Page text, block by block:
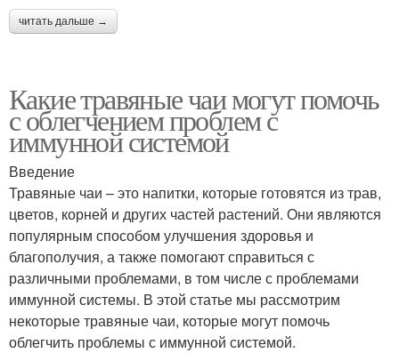
читать дальше →
Какие травяные чаи могут помочь
с облегчением проблем с
иммунной системой
Введение
Травяные чаи – это напитки, которые готовятся из трав,
цветов, корней и других частей растений. Они являются
популярным способом улучшения здоровья и
благополучия, а также помогают справиться с
различными проблемами, в том числе с проблемами
иммунной системы. В этой статье мы рассмотрим
некоторые травяные чаи, которые могут помочь
облегчить проблемы с иммунной системой.